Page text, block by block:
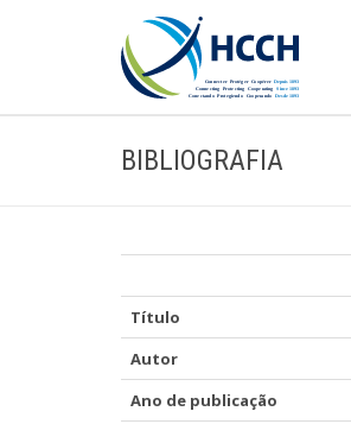
BIBLIOGRAFIA
Título
Autor
Ano de publicação